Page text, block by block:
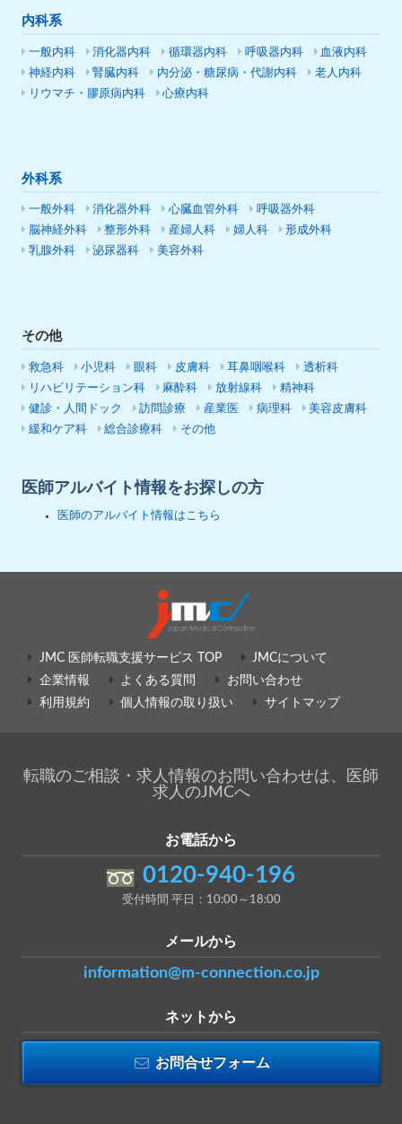
内科系
一般内科 消化器内科 循環器内科 呼吸器内科
血液内科
神経内科
腎臓内科 内分泌・糖尿病・代謝内科
老人内科
リウマチ・膠原病内科
心療内科
外科系
一般外科 消化器外科 心臓血管外科
呼吸器外科
脳神経外科
整形外科 産婦人科 婦人科
形成外科
乳腺外科
泌尿器科 美容外科
その他
救急科 小児科 眼科 皮膚科 耳鼻咽喉科
透析科
リハビリテーション科
麻酔科 放射線科
精神科
健診・人間ドック
訪問診療 産業医 病理科
美容皮膚科
緩和ケア科
総合診療科 その他
医師アルバイト情報をお探しの方
医師のアルバイト情報はこちら
JMC 医師転職支援サービス TOP
JMCについて
企業情報
よくある質問
お問い合わせ
利用規約
個人情報の取り扱い サイトマップ
転職のご相談・求人情報のお問い合わせは、医師
求人のJMCへ
お電話から
0120-940-196
受付時間 平日：10:00～18:00
メールから
information@m-connection.co.jp
ネットから
お問合せフォーム